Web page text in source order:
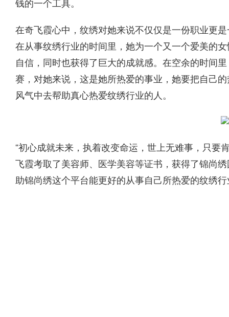
在奇飞霞心中，纹绣对她来说不仅仅是一份职业更
在从事纹绣行业的时间里，她为一个又一个爱美的
自信，同时也获得了巨大的成就感。在空余的时间
赛，对她来说，这是她所热爱的事业，她要把自己
风气中去帮助真心热爱纹绣行业的人。
“初心成就未来，执着改变命运，世上无难事，只要
飞霞考取了美容师、医学美容等证书，获得了锦尚
助锦尚绣这个平台能更好的从事自己所热爱的纹绣